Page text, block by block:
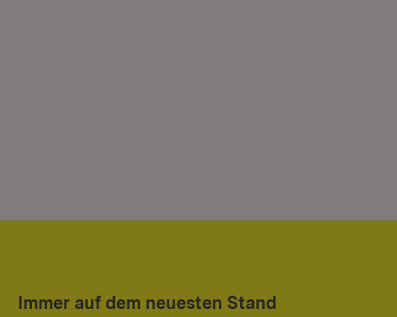
Immer auf dem neuesten Stand